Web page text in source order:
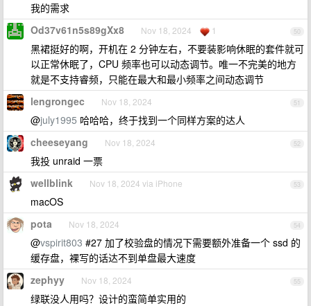
我的需求
50
Od37v61n5s89gXx8 Nov 18, 2024 1
黑裙挺好的啊，开机在 2 分钟左右，不要装影响休眠的套件就可
以正常休眠了，CPU 频率也可以动态调节。唯一不完美的地方
就是不支持睿频，只能在最大和最小频率之间动态调节
51
lengrongec Nov 18, 2024
@july1995 哈哈哈，终于找到一个同样方案的达人
52
cheeseyang Nov 18, 2024
我投 unraid 一票
53
wellblink Nov 18, 2024 via iPhone
macOS
54
pota Nov 18, 2024
@vspirit803 #27 加了校验盘的情况下需要额外准备一个 ssd 的
缓存盘，裸写的话达不到单盘最大速度
55
zephyy Nov 18, 2024
绿联没人用吗？设计的蛮简单实用的